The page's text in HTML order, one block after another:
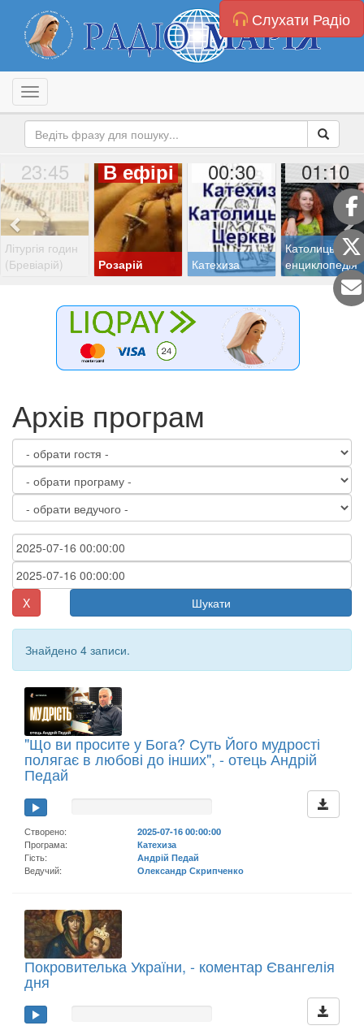
Слухати Радіо
Toggle navigation
23:45
Літургія годин
(Бревіарій)
В ефірі
Розарій
00:30
Катехиза
01:10
Католицька
енциклопедія
Архів програм
X Шукати
Знайдено 4 записи.
"Що ви просите у Бога? Суть Його мудрості
полягає в любові до інших", - отець Андрій
Педай
Створено:
2025-07-16 00:00:00
Програма:
Катехиза
Гість:
Андрій Педай
Ведучий:
Олександр Скрипченко
Покровителька України, - коментар Євангелія
дня